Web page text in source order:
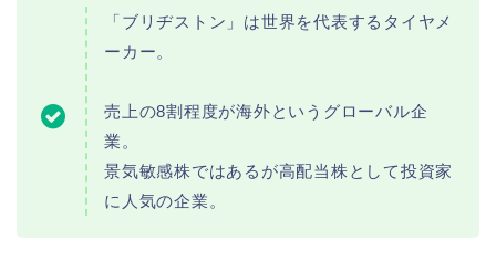
「ブリヂストン」は世界を代表するタイヤメ
ーカー。
売上の8割程度が海外というグローバル企
業。
景気敏感株ではあるが高配当株として投資家
に人気の企業。